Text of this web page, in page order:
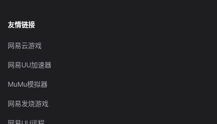
友情链接
网易云游戏
网易UU加速器
MuMu模拟器
网易发烧游戏